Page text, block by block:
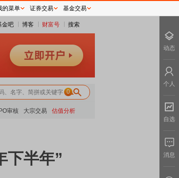
金吧 博客 财富号 搜索
0
IPO审核 大宗交易 估值分析
下半年”
的菜单 证券交易 基金交易
动态
个人
自选
消息